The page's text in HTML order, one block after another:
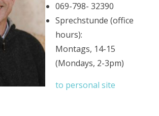
069-798- 32390
Sprechstunde (office
hours):
Montags, 14-15
(Mondays, 2-3pm)
to personal site